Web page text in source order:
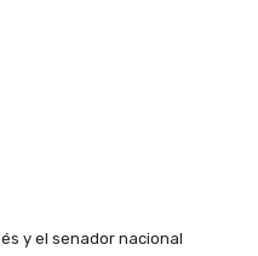
y el senador nacional